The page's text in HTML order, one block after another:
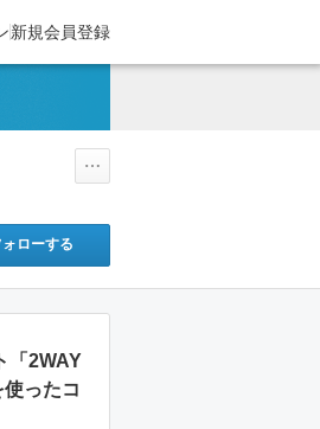
新規会員登録
ォローする
「2WAY
ったコ